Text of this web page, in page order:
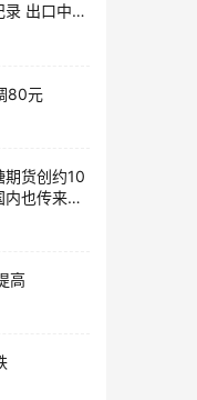
出口中国
80元
期货创约10
也传来利
高